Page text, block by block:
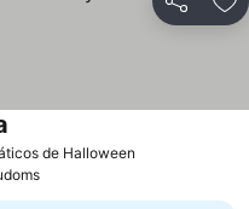
Partilhar
de Halloween